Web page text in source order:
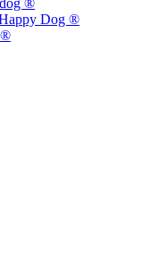
®
Dog ®
®